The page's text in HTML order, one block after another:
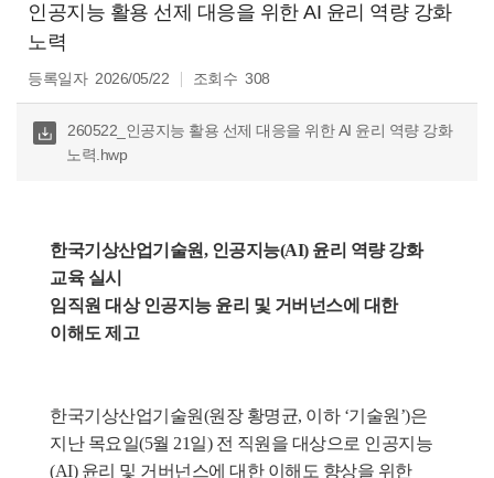
인공지능 활용 선제 대응을 위한 AI 윤리 역량 강화
노력
등록일자 2026/05/22 조회수 308
다운
로
260522_인공지능 활용 선제 대응을 위한 AI 윤리 역량 강화
노력.hwp
한국기상산업기술원, 인공지능(AI) 윤리 역량 강화
교육 실시
임직원 대상 인공지능 윤리 및 거버넌스에 대한
이해도 제고
한국기상산업기술원(원장 황명균, 이하 ‘기술원’)은
지난 목요일(5월 21일) 전 직원을 대상으로 인공지능
(AI) 윤리 및 거버넌스에 대한 이해도 향상을 위한